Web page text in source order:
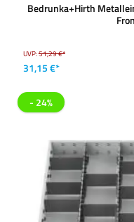
Bedrunka+Hirth
UVP:51,29 €*
31,15 €*
- 24%